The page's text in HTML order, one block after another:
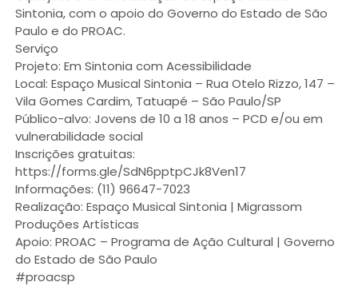
Sintonia, com o apoio do Governo do Estado de São
Paulo e do PROAC.
Serviço
Projeto: Em Sintonia com Acessibilidade
Local: Espaço Musical Sintonia – Rua Otelo Rizzo, 147 –
Vila Gomes Cardim, Tatuapé – São Paulo/SP
Público-alvo: Jovens de 10 a 18 anos – PCD e/ou em
vulnerabilidade social
Inscrições gratuitas:
https://forms.gle/SdN6pptpCJk8Ven17
Informações: (11) 96647-7023
Realização: Espaço Musical Sintonia | Migrassom
Produções Artísticas
Apoio: PROAC – Programa de Ação Cultural | Governo
do Estado de São Paulo
#proacsp